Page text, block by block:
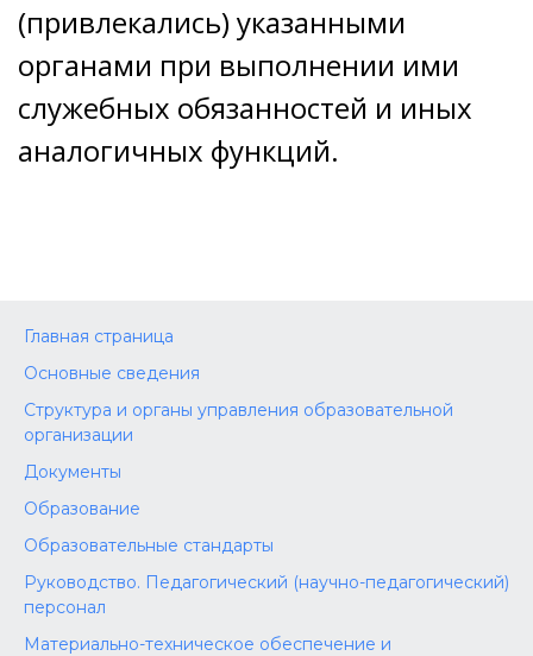
(привлекались) указанными
органами при выполнении ими
служебных обязанностей и иных
аналогичных функций.
Главная страница
Основные сведения
Структура и органы управления образовательной
организации
Документы
Образование
Образовательные стандарты
Руководство. Педагогический (научно-педагогический)
персонал
Материально-техническое обеспечение и